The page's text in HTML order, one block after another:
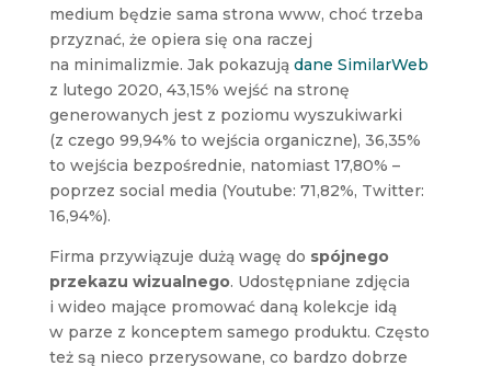
medium będzie sama strona www, choć trzeba
przyznać, że opiera się ona raczej
na minimalizmie. Jak pokazują dane SimilarWeb
z lutego 2020, 43,15% wejść na stronę
generowanych jest z poziomu wyszukiwarki
(z czego 99,94% to wejścia organiczne), 36,35%
to wejścia bezpośrednie, natomiast 17,80% –
poprzez social media (Youtube: 71,82%, Twitter:
16,94%).
Firma przywiązuje dużą wagę do spójnego
przekazu wizualnego. Udostępniane zdjęcia
i wideo mające promować daną kolekcje idą
w parze z konceptem samego produktu. Często
też są nieco przerysowane, co bardzo dobrze